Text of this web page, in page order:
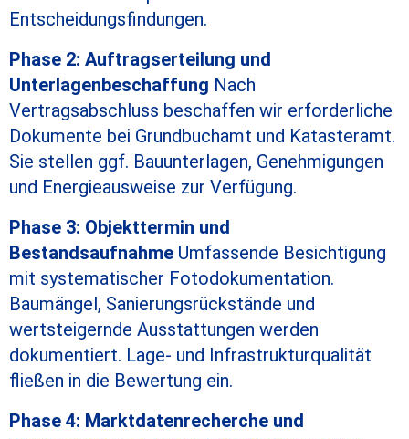
Entscheidungsfindungen.
Phase 2: Auftragserteilung und
Unterlagenbeschaffung Nach
Vertragsabschluss beschaffen wir erforderliche
Dokumente bei Grundbuchamt und Katasteramt.
Sie stellen ggf. Bauunterlagen, Genehmigungen
und Energieausweise zur Verfügung.
Phase 3: Objekttermin und
Bestandsaufnahme Umfassende Besichtigung
mit systematischer Fotodokumentation.
Baumängel, Sanierungsrückstände und
wertsteigernde Ausstattungen werden
dokumentiert. Lage- und Infrastrukturqualität
fließen in die Bewertung ein.
Phase 4: Marktdatenrecherche und